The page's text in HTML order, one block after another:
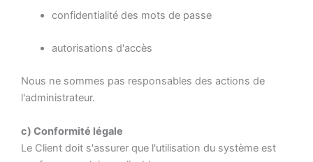
confidentialité des mots de passe
autorisations d'accès
Nous ne sommes pas responsables des actions de
l'administrateur.
c) Conformité légale
Le Client doit s'assurer que l'utilisation du système est